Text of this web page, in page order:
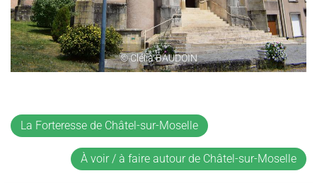
© Clélia BAUDOIN
La Forteresse de Châtel-sur-Moselle
À voir / à faire autour de Châtel-sur-Moselle